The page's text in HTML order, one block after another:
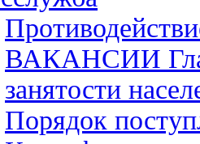
ВАКАНСИИ
занятости
Порядок